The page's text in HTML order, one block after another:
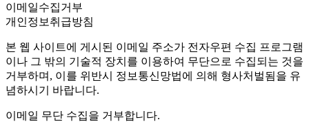
이메일수집거부
개인정보취급방침
본 웹 사이트에 게시된 이메일 주소가 전자우편 수집 프로그램
이나 그 밖의 기술적 장치를 이용하여 무단으로 수집되는 것을
거부하며, 이를 위반시 정보통신망법에 의해 형사처벌됨을 유
념하시기 바랍니다.
이메일 무단 수집을 거부합니다.